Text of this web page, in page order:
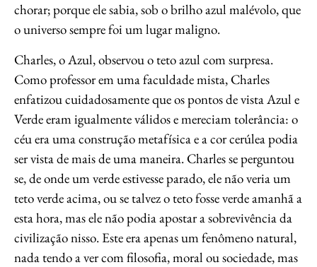
chorar; porque ele sabia, sob o brilho azul malévolo, que
o universo sempre foi um lugar maligno.
Charles, o Azul, observou o teto azul com surpresa.
Como professor em uma faculdade mista, Charles
enfatizou cuidadosamente que os pontos de vista Azul e
Verde eram igualmente válidos e mereciam tolerância: o
céu era uma construção metafísica e a cor cerúlea podia
ser vista de mais de uma maneira. Charles se perguntou
se, de onde um verde estivesse parado, ele não veria um
teto verde acima, ou se talvez o teto fosse verde amanhã a
esta hora, mas ele não podia apostar a sobrevivência da
civilização nisso. Este era apenas um fenômeno natural,
nada tendo a ver com filosofia, moral ou sociedade, mas